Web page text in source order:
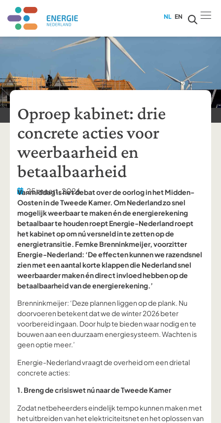
NL EN
Oproep kabinet: drie
concrete acties voor
weerbaarheid en
betaalbaarheid
25 maart, 2026
Vanmiddag is het debat over de oorlog in het Midden-
Oosten in de Tweede Kamer. Om Nederland zo snel
mogelijk weerbaar te maken én de energierekening
betaalbaar te houden roept Energie-Nederland roept
het kabinet op om nú versneld in te zetten op de
energietransitie. Femke Brenninkmeijer, voorzitter
Energie-Nederland: ‘De effecten kunnen we razendsnel
zien met een aantal korte klappen die Nederland snel
weerbaarder maken én direct invloed hebben op de
betaalbaarheid van de energierekening.’
Brenninkmeijer: ‘Deze plannen liggen op de plank. Nu
doorvoeren betekent dat we de winter 2026 beter
voorbereid ingaan. Door hulp te bieden waar nodig en te
bouwen aan een duurzaam energiesysteem. Wachten is
geen optie meer.’
Energie-Nederland vraagt de overheid om een drietal
concrete acties:
1. Breng de crisiswet nú naar de Tweede Kamer
Zodat netbeheerders eindelijk tempo kunnen maken met
het uitbreiden van het elektriciteitsnet en het oplossen van